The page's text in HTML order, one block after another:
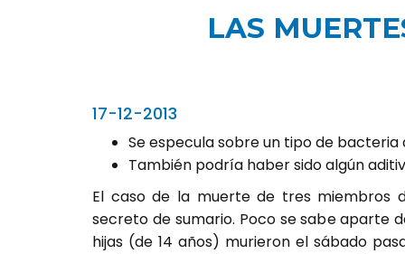
LAS
17-12-2013
Se especula sobre un tipo de bacteria
También podría haber sido algún
El caso de la muerte de tres miembros
secreto de sumario. Poco se sabe aparte
hijas (de 14 años) murieron el sábado